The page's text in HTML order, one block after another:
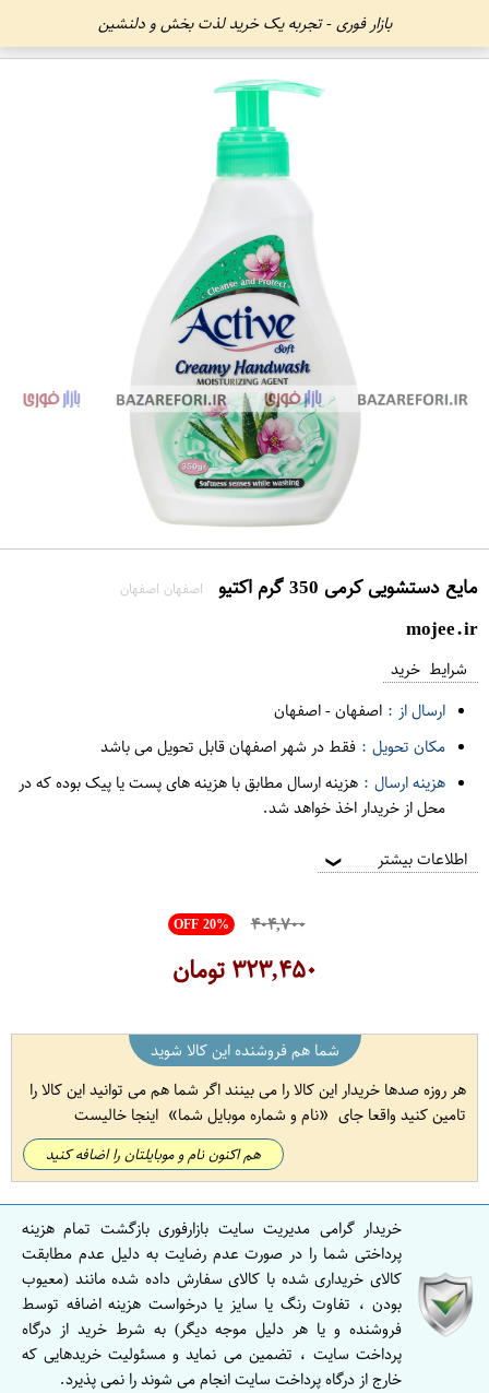
بازار فوری - تجربه یک خرید لذت بخش و دلنشین
مایع دستشویی کرمی 350 گرم اکتیو اصفهان اصفهان
mojee.ir
شرایط خرید
ارسال از : اصفهان-اصفهان
مکان تحویل : فقط در شهر اصفهان قابل تحویل می باشد
هزینه ارسال : هزینه ارسال مطابق با هزینه های پست یا پیک بوده که در
محل از خریدار اخذ خواهد شد.
اطلاعات بیشتر ❯
OFF 20% ۴۰۴,۷۰۰
۳۲۳,۴۵۰تومان
شما هم فروشنده این کالا شوید
هر روزه صدها خریدار این کالا را می بینند اگر شما هم می توانید این کالا را
تامین کنید واقعا جای
نام و شماره موبایل شما اینجا خالیست
هم اکنون نام و موبایلتان را اضافه کنید
خریدار گرامی مدیریت سایت بازارفوری بازگشت تمام هزینه
پرداختی شما را در صورت عدم رضایت به دلیل عدم مطابقت
کالای خریداری شده با کالای سفارش داده شده مانند (معیوب
بودن ، تفاوت رنگ یا سایز یا درخواست هزینه اضافه توسط
فروشنده و یا هر دلیل موجه دیگر) به شرط خرید از درگاه
پرداخت سایت ، تضمین می نماید و مسئولیت خریدهایی که
خارج از درگاه پرداخت سایت انجام می شوند را نمی پذیرد.